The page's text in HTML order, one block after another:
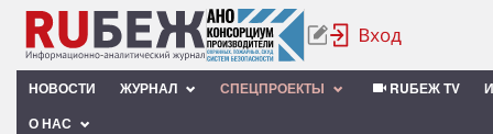
НОВОСТИ ЖУРНАЛ СПЕЦПРОЕКТЫ RUБЕЖ TV
О НАС